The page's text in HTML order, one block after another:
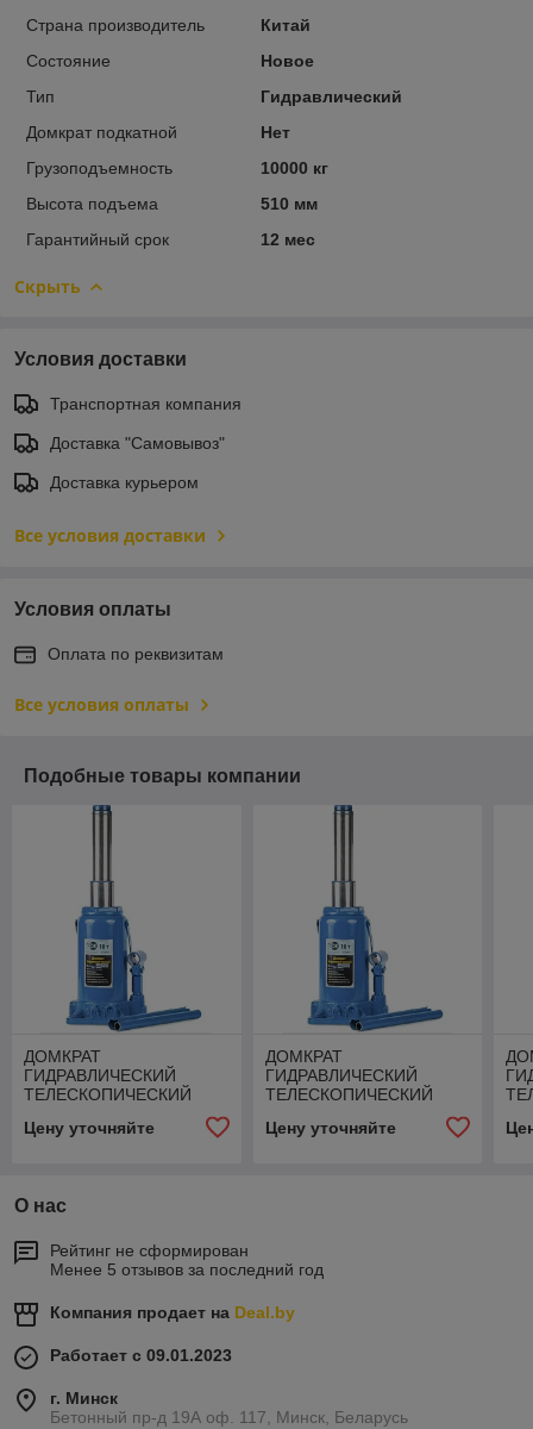
Страна производитель
Китай
Состояние
Новое
Тип
Гидравлический
Домкрат подкатной
Нет
Грузоподъемность
10000 кг
Высота подъема
510 мм
Гарантийный срок
12 мес
Скрыть
Условия доставки
Транспортная компания
Доставка "Самовывоз"
Доставка курьером
Все условия доставки
Условия оплаты
Оплата по реквизитам
Все условия оплаты
Подобные товары компании
ДОМКРАТ
ГИДРАВЛИЧЕСКИЙ
ТЕЛЕСКОПИЧЕСКИЙ
УРОВНЯ)
Цену уточняйте
ДОМКРАТ
ГИДРАВЛИЧЕСКИЙ
ТЕЛЕСКОПИЧЕСКИЙ
TOR ДГТ-15 Г/П 15 Т (2
УРОВНЯ)
Цену уточняйте
О нас
Рейтинг не сформирован
Менее 5 отзывов за последний год
Компания продает на Deal.by
Работает с 09.01.2023
г. Минск
Бетонный пр-д 19А оф. 117, Минск, Беларусь